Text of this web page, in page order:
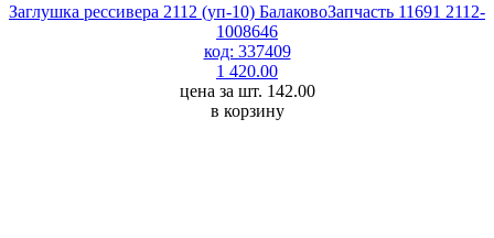
Заглушка рессивера 2112 (уп-10) БалаковоЗапчасть 11691 2112-
1008646
код: 337409
1 420.00
цена за шт. 142.00
в корзину